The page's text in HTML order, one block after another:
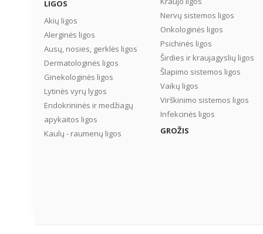
LIGOS
Akių ligos
Alerginės ligos
Ausų, nosies, gerklės ligos
Dermatologinės ligos
Ginekologinės ligos
Lytinės vyrų lygos
Endokrininės ir medžiagų
apykaitos ligos
Kaulų - raumenų ligos
Nervų sistemos ligos
Onkologinės ligos
Psichinės ligos
Širdies ir kraujagyslių ligos
Šlapimo sistemos ligos
Vaikų ligos
Virškinimo sistemos ligos
Infekcinės ligos
GROŽIS